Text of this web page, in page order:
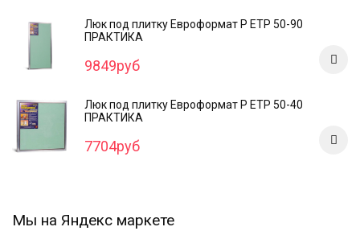
Люк под плитку Евроформат Р ЕТР 50-90
ПРАКТИКА
9849руб
Люк под плитку Евроформат Р ЕТР 50-40
ПРАКТИКА
7704руб
Мы на Яндекс маркете